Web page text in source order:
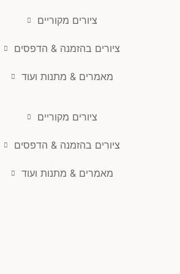
ציורים מקוריים
ציורים בהזמנה & הדפסים
מאמרים & מתנות ועוד
ציורים מקוריים
ציורים בהזמנה & הדפסים
מאמרים & מתנות ועוד